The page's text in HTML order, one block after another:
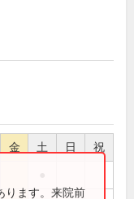
金 土 日 祝
ります。来院前